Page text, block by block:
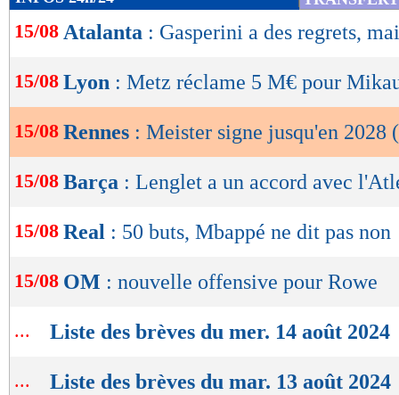
de
lecture
OK
15/08 Atalanta : Gasperini a des regrets,
15/08 Lyon : Metz réclame 5 M€ pour
15/08 Rennes : Meister signe jusqu'en
15/08 Barça : Lenglet a un accord avec
15/08 Real : 50 buts, Mbappé ne dit pas non
15/08 OM : nouvelle offensive pour Rowe
... Liste des brèves du mer. 14 août 2024
... Liste des brèves du mar. 13 août 2024